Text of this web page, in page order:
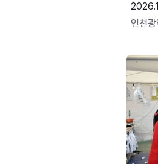
인천